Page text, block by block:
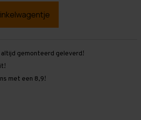
gemonteerd geleverd!
met een 8,9!